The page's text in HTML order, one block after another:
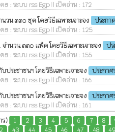
: ระบบ rss Egp || เปิดอ่าน : 172
น ๓๓๐ ชุด โดยวิธีเฉพาะเจาะจง
ประกา
: ระบบ rss Egp || เปิดอ่าน : 125
นวน ๓๓๐ แพ็ค โดยวิธีเฉพาะเจาะจง
ปร
: ระบบ rss Egp || เปิดอ่าน : 155
ประชาชนฯ โดยวิธีเฉพาะเจาะจง
ประกาศ
: ระบบ rss Egp || เปิดอ่าน : 166
ประชาชนฯ โดยวิธีเฉพาะเจาะจง
ประกาศ
: ระบบ rss Egp || เปิดอ่าน : 161
ร)
1 2 3 4 5 6 7 8
43 44 45 46 47 48